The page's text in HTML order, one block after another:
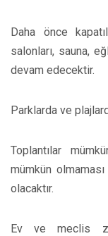
Daha önce
salonları, sauna,
devam edecektir.
Parklarda ve
Toplantılar
mümkün olmaması
olacaktır.
Ev ve meclis